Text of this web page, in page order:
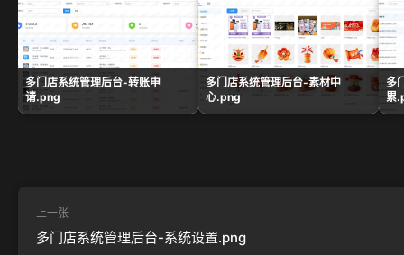
多门店系统管理后台-转账申
请.png
多门店系统管理后台-素材中
心.png
多
累
上一张
多门店系统管理后台-系统设置.png